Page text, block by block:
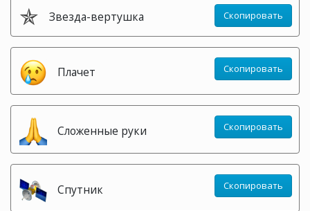
✯ Звезда-вертушка Скопировать
Плачет Скопировать
Сложенные руки Скопировать
Спутник Скопировать